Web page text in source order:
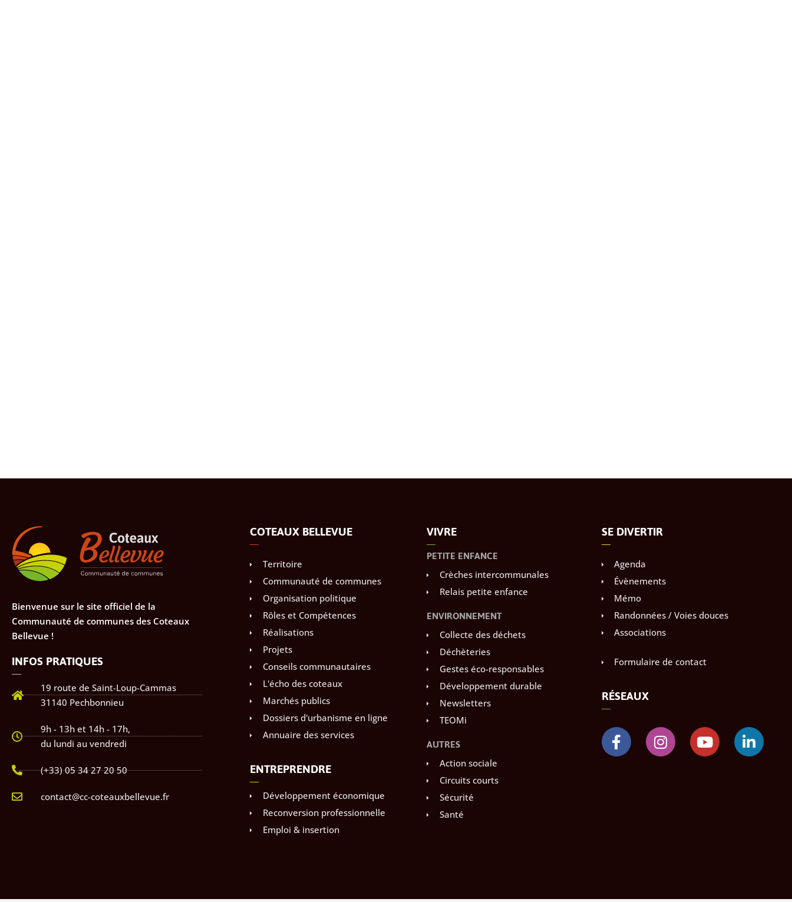
Bienvenue sur le site officiel de la
Communauté de communes des Coteaux
Bellevue !
INFOS PRATIQUES
19 route de Saint-Loup-Cammas
31140 Pechbonnieu
9h - 13h et 14h - 17h,
du lundi au vendredi
(+33) 05 34 27 20 50
contact@cc-coteauxbellevue.fr
COTEAUX BELLEVUE
Territoire
Communauté de communes
Organisation politique
Rôles et Compétences
Réalisations
Projets
Conseils communautaires
L'écho des coteaux
Marchés publics
Dossiers d'urbanisme en ligne
Annuaire des services
ENTREPRENDRE
Développement économique
Reconversion professionnelle
Emploi & insertion
VIVRE
PETITE ENFANCE
Crèches intercommunales
Relais petite enfance
ENVIRONNEMENT
Collecte des déchets
Déchèteries
Gestes éco-responsables
Développement durable
Newsletters
TEOMi
AUTRES
Action sociale
Circuits courts
Sécurité
Santé
SE DIVERTIR
Agenda
Évènements
Mémo
Randonnées / Voies douces
Associations
Formulaire de contact
RÉSEAUX